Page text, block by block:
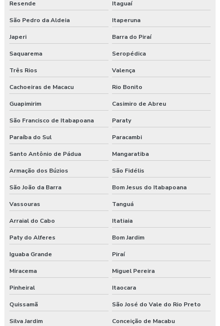
Resende Itaguaí
São Pedro da Aldeia Itaperuna
Japeri Barra do Piraí
Saquarema Seropédica
Três Rios Valença
Cachoeiras de Macacu Rio Bonito
Guapimirim Casimiro de Abreu
São Francisco de Itabapoana Paraty
Paraíba do Sul Paracambi
Santo Antônio de Pádua Mangaratiba
Armação dos Búzios São Fidélis
São João da Barra Bom Jesus do Itabapoana
Vassouras Tanguá
Arraial do Cabo Itatiaia
Paty do Alferes Bom Jardim
Iguaba Grande Piraí
Miracema Miguel Pereira
Pinheiral Itaocara
Quissamã São José do Vale do Rio Preto
Silva Jardim Conceição de Macabu